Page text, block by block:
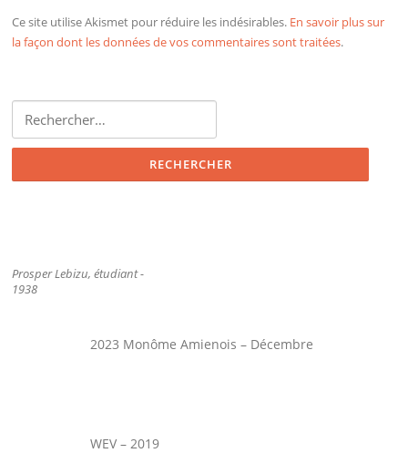
Ce site utilise Akismet pour réduire les indésirables. En savoir plus sur
la façon dont les données de vos commentaires sont traitées.
Prosper Lebizu, étudiant -
1938
2023 Monôme Amienois – Décembre
WEV – 2019